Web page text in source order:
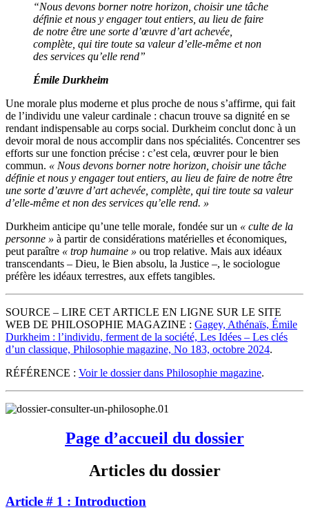
“Nous devons borner notre horizon, choisir une tâche
définie et nous y engager tout entiers, au lieu de faire
de notre être une sorte d’œuvre d’art achevée,
complète, qui tire toute sa valeur d’elle-même et non
des services qu’elle rend”
Émile Durkheim
Une morale plus moderne et plus proche de nous s’affirme, qui fait
de l’individu une valeur cardinale : chacun trouve sa dignité en se
rendant indispensable au corps social. Durkheim conclut donc à un
devoir moral de nous accomplir dans nos spécialités. Concentrer ses
efforts sur une fonction précise : c’est cela, œuvrer pour le bien
commun. « Nous devons borner notre horizon, choisir une tâche
définie et nous y engager tout entiers, au lieu de faire de notre être
une sorte d’œuvre d’art achevée, complète, qui tire toute sa valeur
d’elle-même et non des services qu’elle rend. »
Durkheim anticipe qu’une telle morale, fondée sur un « culte de la
personne » à partir de considérations matérielles et économiques,
peut paraître « trop humaine » ou trop relative. Mais aux idéaux
transcendants – Dieu, le Bien absolu, la Justice –, le sociologue
préfère les idéaux terrestres, aux effets tangibles.
SOURCE – LIRE CET ARTICLE EN LIGNE SUR LE SITE
WEB DE PHILOSOPHIE MAGAZINE : Gagey, Athénaïs, Émile
Durkheim : l’individu, ferment de la société, Les Idées – Les clés
d’un classique, Philosophie magazine, No 183, octobre 2024.
RÉFÉRENCE : Voir le dossier dans Philosophie magazine.
Page d’accueil du dossier
Articles du dossier
Article # 1 : Introduction